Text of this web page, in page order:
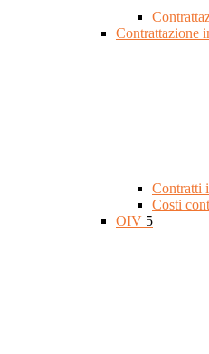
Contrattazione
Contratti
Costi
OIV 5